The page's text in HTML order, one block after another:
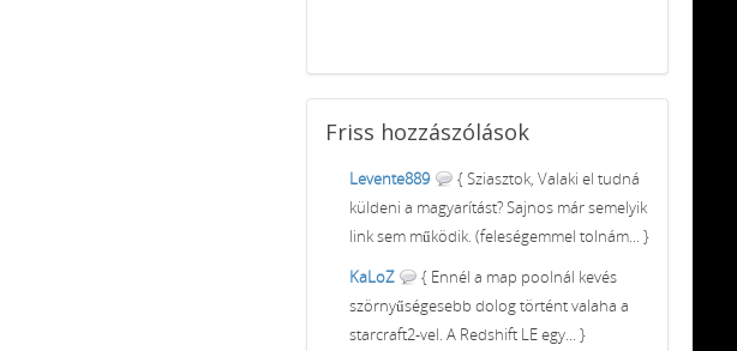
Friss hozzászólások
Levente889
{ Sziasztok, Valaki el tudná
küldeni a magyarítást? Sajnos már semelyik
link sem működik. (feleségemmel tolnám... }
KaLoZ
{ Ennél a map poolnál kevés
szörnyűségesebb dolog történt valaha a
starcraft2-vel. A Redshift LE egy... }